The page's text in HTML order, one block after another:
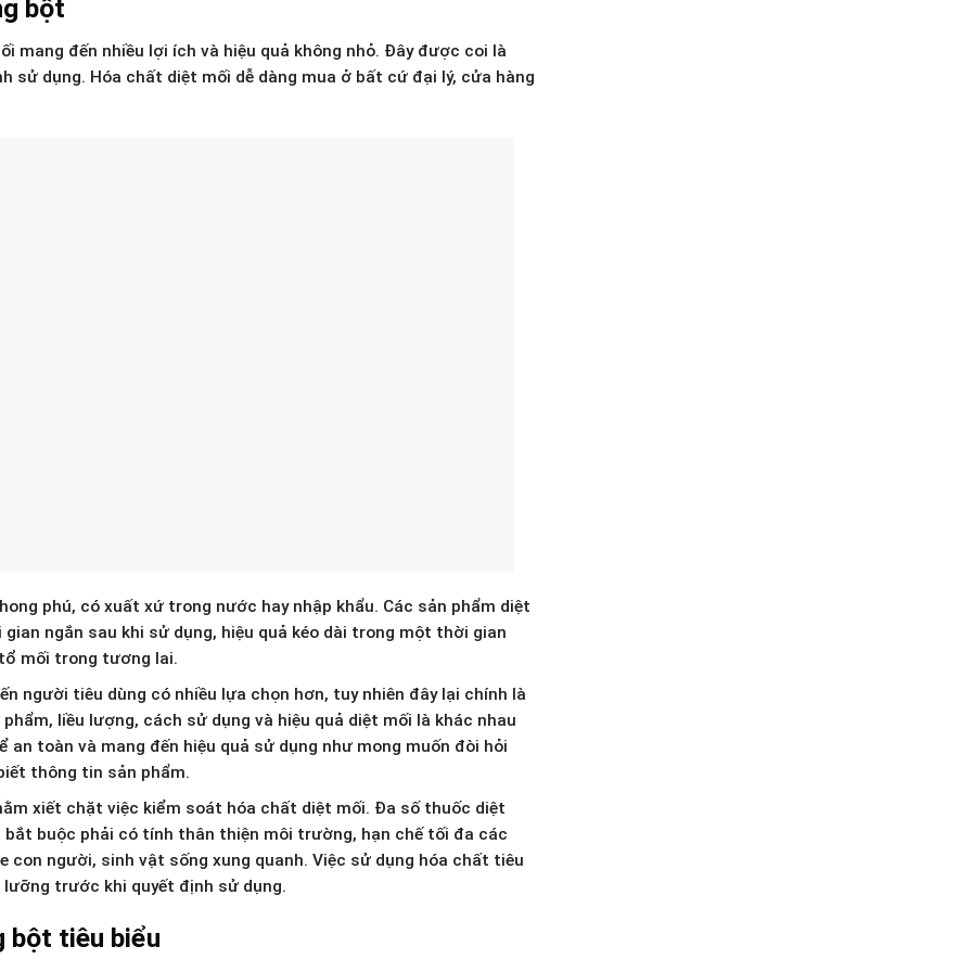
bột
mang đến nhiều lợi ích và hiệu quả không nhỏ. Đây được coi là
sử dụng. Hóa chất diệt mối dễ dàng mua ở bất cứ đại lý, cửa hàng
phú, có xuất xứ trong nước hay nhập khẩu. Các sản phẩm diệt
ngắn sau khi sử dụng, hiệu quả kéo dài trong một thời gian
mối trong tương lai.
người tiêu dùng có nhiều lựa chọn hơn, tuy nhiên đây lại chính là
liều lượng, cách sử dụng và hiệu quả diệt mối là khác nhau
an toàn và mang đến hiệu quả sử dụng như mong muốn đòi hỏi
thông tin sản phẩm.
xiết chặt việc kiểm soát hóa chất diệt mối. Đa số thuốc diệt
buộc phải có tính thân thiện môi trường, hạn chế tối đa các
con người, sinh vật sống xung quanh. Việc sử dụng hóa chất tiêu
trước khi quyết định sử dụng.
bột tiêu biểu